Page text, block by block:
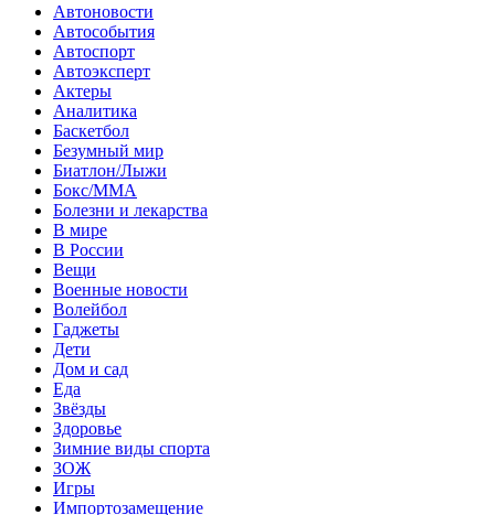
Автоновости
Автособытия
Автоспорт
Автоэксперт
Актеры
Аналитика
Баскетбол
Безумный мир
Биатлон/Лыжи
Бокс/MMA
Болезни и лекарства
В мире
В России
Вещи
Военные новости
Волейбол
Гаджеты
Дети
Дом и сад
Еда
Звёзды
Здоровье
Зимние виды спорта
ЗОЖ
Игры
Импортозамещение